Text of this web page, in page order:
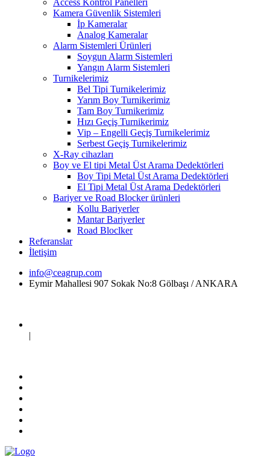
Access Kontrol Panelleri
Kamera Güvenlik Sistemleri
İp Kameralar
Analog Kameralar
Alarm Sistemleri Ürünleri
Soygun Alarm Sistemleri
Yangın Alarm Sistemleri
Turnikelerimiz
Bel Tipi Turnikelerimiz
Yarım Boy Turnikerimiz
Tam Boy Turnikerimiz
Hızı Geçiş Turnikerimiz
Vip – Engelli Geçiş Turnikelerimiz
Serbest Geçiş Turnikelerimiz
X-Ray cihazları
Boy ve El tipi Metal Üst Arama Dedektörleri
Boy Tipi Metal Üst Arama Dedektörleri
El Tipi Metal Üst Arama Dedektörleri
Bariyer ve Road Blocker ürünleri
Kollu Bariyerler
Mantar Bariyerler
Road Bloclker
Referanslar
İletişim
info@ceagrup.com
Eymir Mahallesi 907 Sokak No:8 Gölbaşı / ANKARA
|